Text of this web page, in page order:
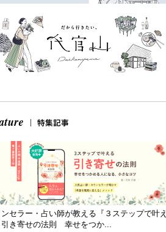
セラー・占い師が教える『３ステップで叶え
き寄せの法則 幸せをつか...